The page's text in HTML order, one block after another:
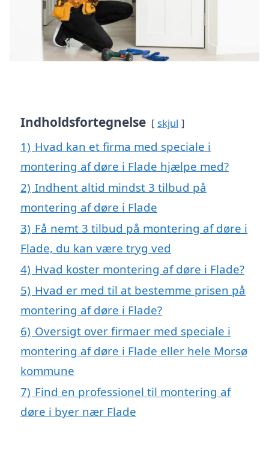
Indholdsfortegnelse skjul
1) Hvad kan et firma med speciale i
montering af døre i Flade hjælpe med?
2) Indhent altid mindst 3 tilbud på
montering af døre i Flade
3) Få nemt 3 tilbud på montering af døre i
Flade, du kan være tryg ved
4) Hvad koster montering af døre i Flade?
5) Hvad er med til at bestemme prisen på
montering af døre i Flade?
6) Oversigt over firmaer med speciale i
montering af døre i Flade eller hele Morsø
kommune
7) Find en professionel til montering af
døre i byer nær Flade